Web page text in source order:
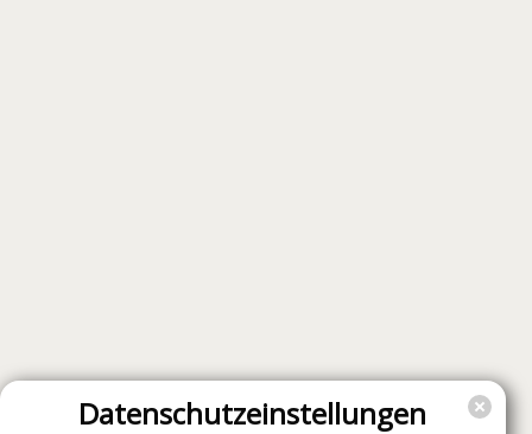
Datenschutzeinstellungen